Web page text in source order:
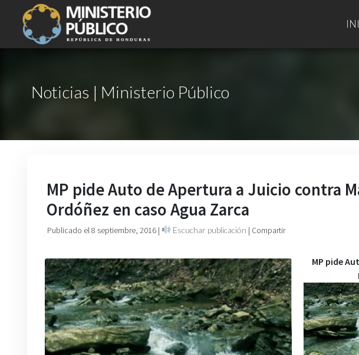
Noticias | Ministerio Público
MP pide Auto de Apertura a Juicio contra
Ordóñez en caso Agua Zarca
Publicado el 8 septiembre, 2016 | Escuchar publicación | Compartir
MP pide